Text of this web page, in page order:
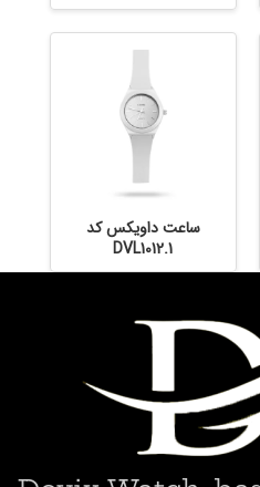
ساعت داویکس کد
DVL1012.1